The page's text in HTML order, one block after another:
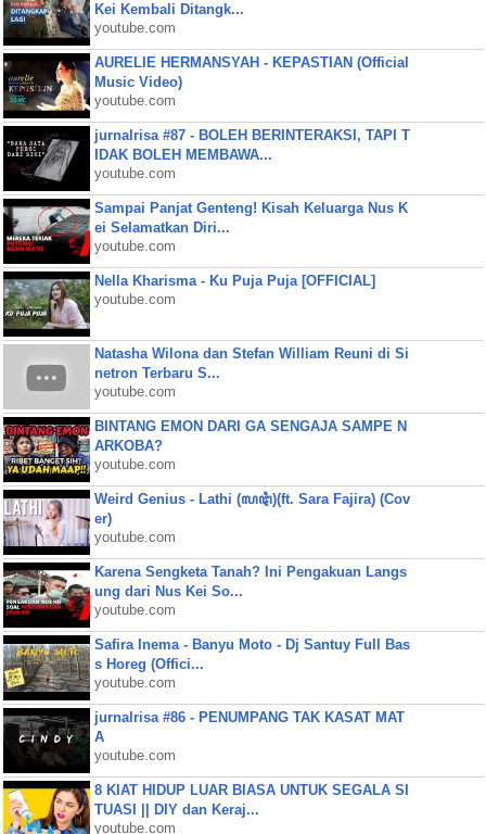
Kei Kembali Ditangk...
youtube.com
AURELIE HERMANSYAH - KEPASTIAN (Official
Music Video)
youtube.com
jurnalrisa #87 - BOLEH BERINTERAKSI, TAPI T
IDAK BOLEH MEMBAWA...
youtube.com
Sampai Panjat Genteng! Kisah Keluarga Nus K
ei Selamatkan Diri...
youtube.com
Nella Kharisma - Ku Puja Puja [OFFICIAL]
youtube.com
Natasha Wilona dan Stefan William Reuni di Si
netron Terbaru S...
youtube.com
BINTANG EMON DARI GA SENGAJA SAMPE N
ARKOBA?
youtube.com
Weird Genius - Lathi (ꦭꦛꦶ)(ft. Sara Fajira) (Cov
er)
youtube.com
Karena Sengketa Tanah? Ini Pengakuan Langs
ung dari Nus Kei So...
youtube.com
Safira Inema - Banyu Moto - Dj Santuy Full Bas
s Horeg (Offici...
youtube.com
jurnalrisa #86 - PENUMPANG TAK KASAT MAT
A
youtube.com
8 KIAT HIDUP LUAR BIASA UNTUK SEGALA SI
TUASI || DIY dan Keraj...
youtube.com